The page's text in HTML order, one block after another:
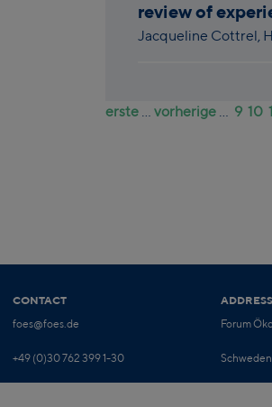
review of
Jacqueline Cottrel,
erste ... vorherige ... 9 10
CONTACT
foes@foes.de
+49 (0)30 762 399 1-30
ADDRESS
Forum